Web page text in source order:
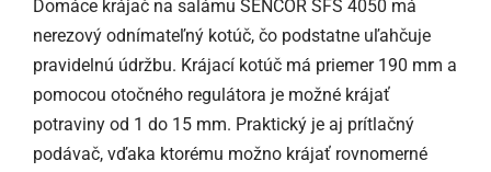
Domáce krájač na salámu SENCOR SFS 4050 má
nerezový odnímateľný kotúč, čo podstatne uľahčuje
pravidelnú údržbu. Krájací kotúč má priemer 190 mm a
pomocou otočného regulátora je možné krájať
potraviny od 1 do 15 mm. Praktický je aj prítlačný
podávač, vďaka ktorému možno krájať rovnomerné